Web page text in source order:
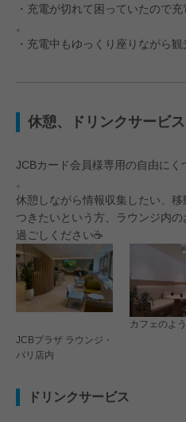
・充電が切れて困っていたので
。
・充電中もゆっくり座りながら
休憩、ドリンクサービス
JCBカード会員様専用の自由に
。
休憩しながら情報収集したい、
つきたいという方、ラウンジ内
過ごしください☕
JCBプラザ ラウンジ・
パリ店内
カフェのよ
ドリンクサービス